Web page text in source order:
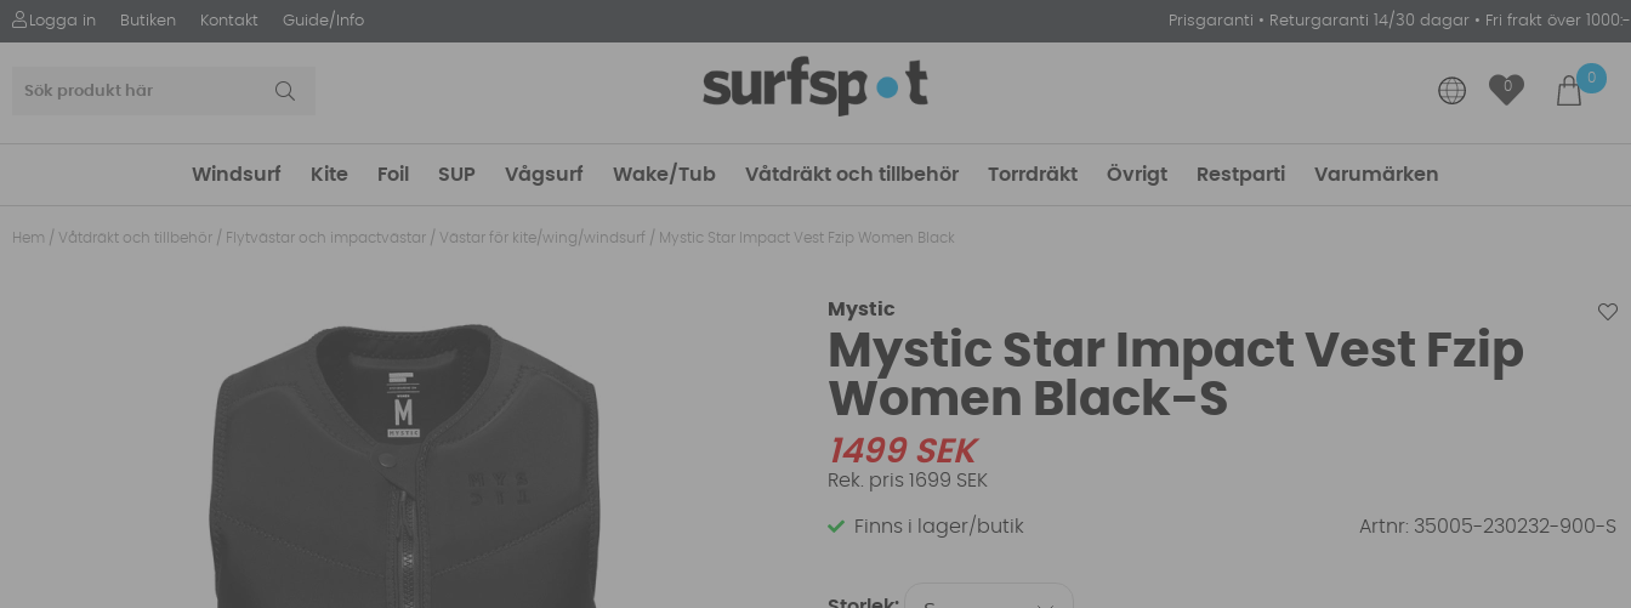
Logga in Butiken Kontakt Guide/Info Prisgaranti • Returgaranti 14/30 dagar • Fri frakt över 1000:-
0
0
Windsurf Kite Foil SUP Vågsurf Wake/Tub Våtdräkt och tillbehör Torrdräkt Övrigt Restparti Varumärken
Hem / Våtdräkt och tillbehör / Flytvästar och impactvästar / Västar för kite/wing/windsurf / Mystic Star Impact Vest Fzip Women Black
Mystic
Mystic Star Impact Vest Fzip
Women Black-S
1499SEK
1699 SEK
Finns i lager/butik Artnr: 35005-230232-900-S